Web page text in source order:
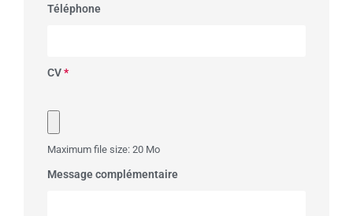
Téléphone
CV*
Maximum file size: 20 Mo
Message complémentaire